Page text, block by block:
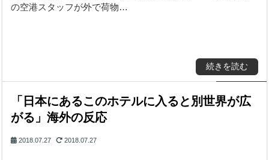
の空港スタッフが外で荷物…
続きを読む
「日本にあるこのホテルに入ると別世界が広
がる」海外の反応
2018.07.27 2018.07.27